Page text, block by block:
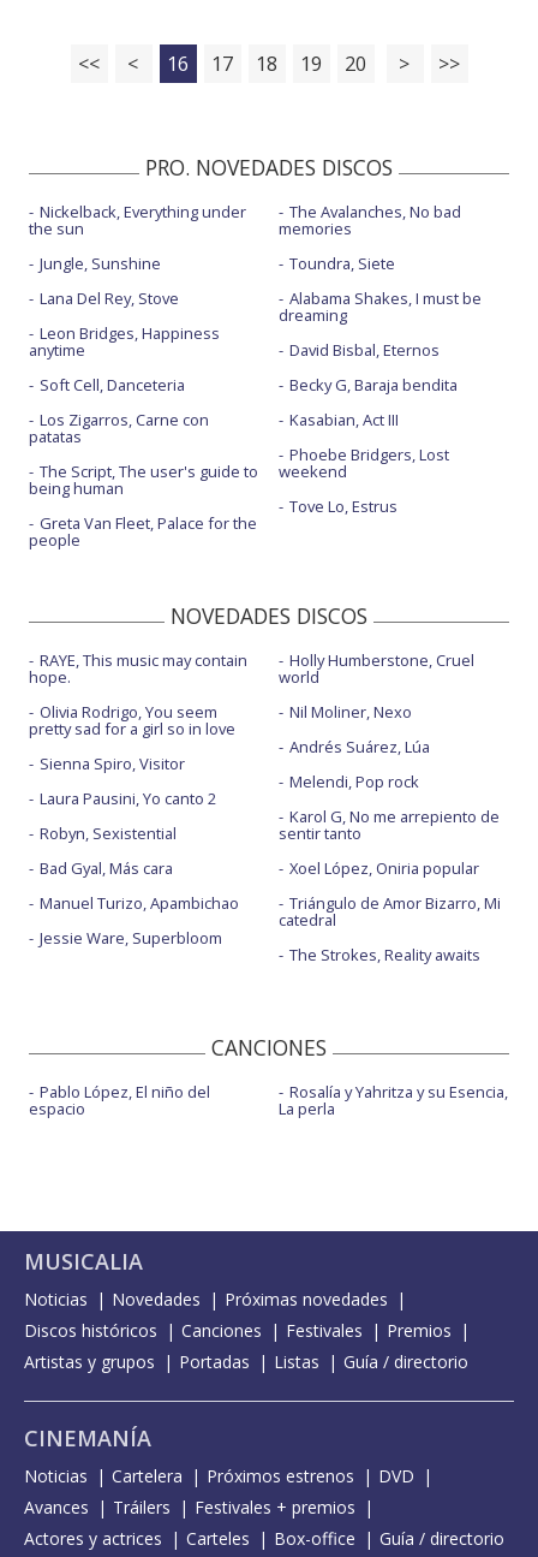
<< < 16 17 18 19 20 > >>
PRO. NOVEDADES DISCOS
Nickelback, Everything under
the sun
Jungle, Sunshine
Lana Del Rey, Stove
Leon Bridges, Happiness
anytime
Soft Cell, Danceteria
Los Zigarros, Carne con
patatas
The Script, The user's guide to
being human
Greta Van Fleet, Palace for the
people
The Avalanches, No bad
memories
Toundra, Siete
Alabama Shakes, I must be
dreaming
David Bisbal, Eternos
Becky G, Baraja bendita
Kasabian, Act III
Phoebe Bridgers, Lost
weekend
Tove Lo, Estrus
NOVEDADES DISCOS
RAYE, This music may contain
hope.
Olivia Rodrigo, You seem
pretty sad for a girl so in love
Sienna Spiro, Visitor
Laura Pausini, Yo canto 2
Robyn, Sexistential
Bad Gyal, Más cara
Manuel Turizo, Apambichao
Jessie Ware, Superbloom
Holly Humberstone, Cruel
world
Nil Moliner, Nexo
Andrés Suárez, Lúa
Melendi, Pop rock
Karol G, No me arrepiento de
sentir tanto
Xoel López, Oniria popular
Triángulo de Amor Bizarro, Mi
catedral
The Strokes, Reality awaits
CANCIONES
Pablo López, El niño del
espacio
Rosalía y Yahritza y su Esencia,
La perla
MUSICALIA
Noticias Novedades
Próximas novedades
Discos históricos
Canciones Festivales
Premios
Artistas y grupos
Portadas Listas Guía / directorio
CINEMANÍA
Noticias Cartelera Próximos estrenos
DVD
Avances
Tráilers
Festivales + premios
Actores y actrices
Carteles Box-office Guía / directorio